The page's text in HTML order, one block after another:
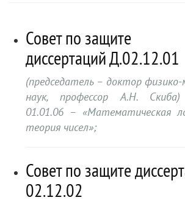
Совет по защите
диссертаций Д.02.12.01
(председатель – доктор
наук, профессор А.Н. Скиба)
01.01.06 – «Математическая
теория чисел»;
Совет по защите
02.12.02